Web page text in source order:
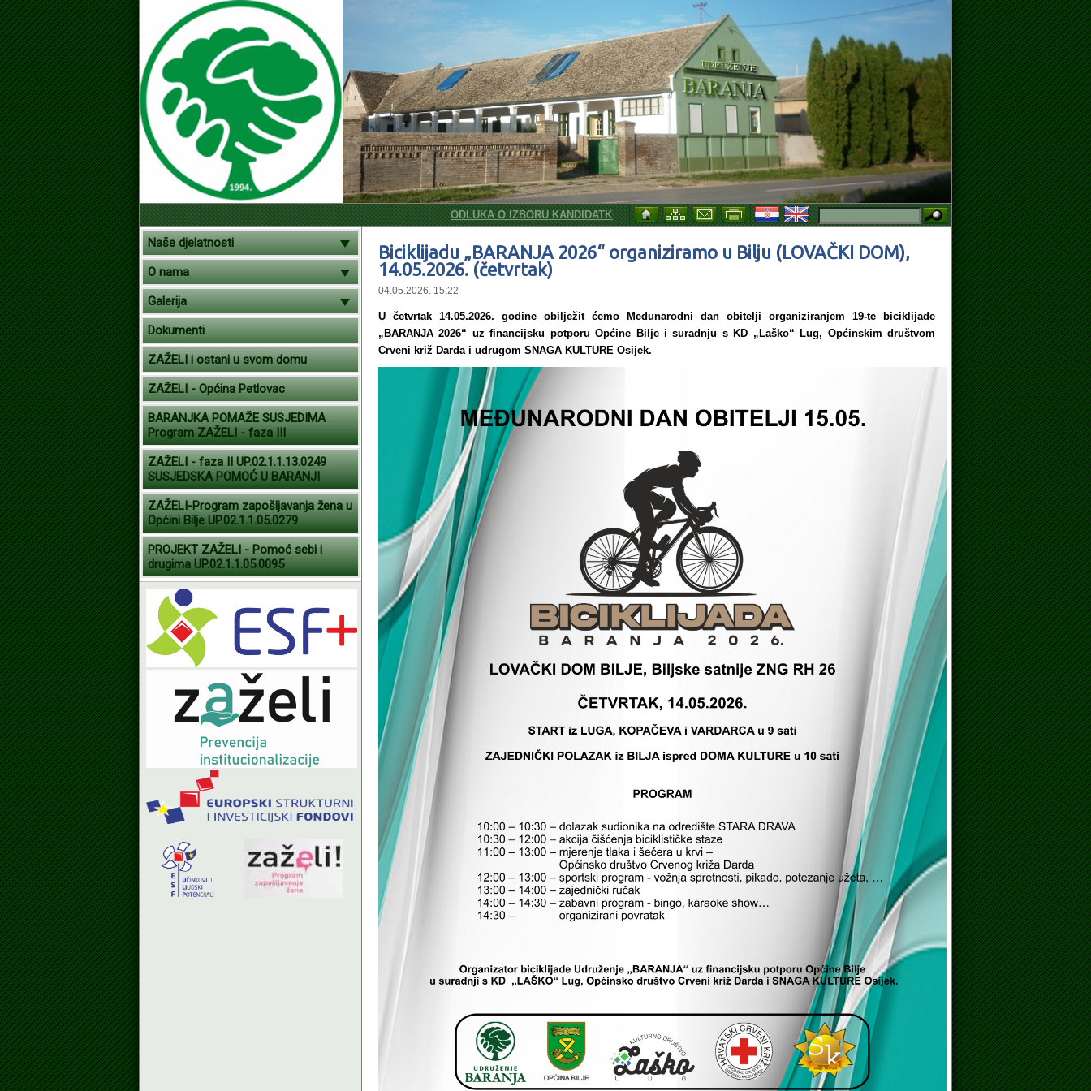
ODLUKA O IZBORU KANDIDATKINJE ZA SKLAPANJE UGOVORA O RADU NA ODREĐENO VRIJEME, ZAMJENA ZA VRIJEME
Naše djelatnosti
O nama
Galerija
Dokumenti
ZAŽELI i ostani u svom domu
ZAŽELI - Općina Petlovac
BARANJKA POMAŽE SUSJEDIMA
Program ZAŽELI - faza III
ZAŽELI - faza II UP.02.1.1.13.0249
SUSJEDSKA POMOĆ U BARANJI
ZAŽELI-Program zapošljavanja žena u
Općini Bilje UP.02.1.1.05.0279
PROJEKT ZAŽELI - Pomoć sebi i
drugima UP.02.1.1.05.0095
Biciklijadu „BARANJA 2026“ organiziramo u Bilju (LOVAČKI DOM),
14.05.2026. (četvrtak)
04.05.2026. 15:22
U četvrtak 14.05.2026. godine obilježit ćemo Međunarodni dan obitelji organiziranjem 19-te biciklijade
„BARANJA 2026“ uz financijsku potporu Općine Bilje i suradnju s KD „Laško“ Lug, Općinskim društvom
Crveni križ Darda i udrugom SNAGA KULTURE Osijek.